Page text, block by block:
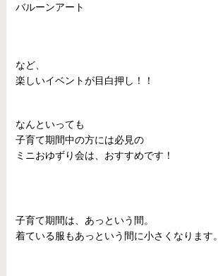
バルーンアート
など、
楽しいイベントが目白押し！！
なんといっても
子育て期間中の方には必見の
ミニおゆずり会は、おすすめです！
子育て期間は、あっという間。
着ている服もあっという間に小さくなります。